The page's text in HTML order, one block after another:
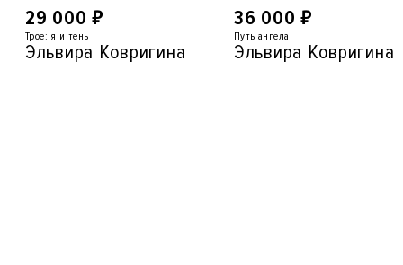
29 000₽
Трое: я и тень
Эльвира Ковригина
36 000₽
Путь ангела
Эльвира Ковригина